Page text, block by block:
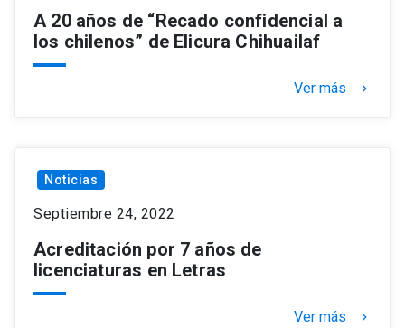
A 20 años de “Recado confidencial a
los chilenos” de Elicura Chihuailaf
Ver más keyboard_arrow_right
Noticias
Septiembre 24, 2022
Acreditación por 7 años de
licenciaturas en Letras
Ver más keyboard_arrow_right